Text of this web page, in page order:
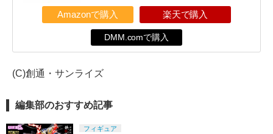
Amazonで購入 楽天で購入
DMM.comで購入
(C)創通・サンライズ
編集部のおすすめ記事
フィギュア